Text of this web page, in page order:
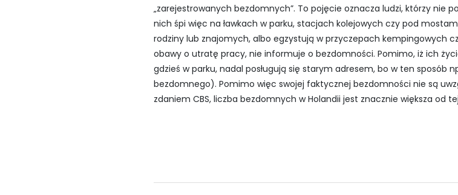
„zarejestrowanych bezdomnych”. To pojęcie oznacza ludzi, którzy nie
nich śpi więc na ławkach w parku, stacjach kolejowych czy pod
rodziny lub znajomych, albo egzystują w przyczepach kempingowych
obawy o utratę pracy, nie informuje o bezdomności. Pomimo, iż ich
gdzieś w parku, nadal posługują się starym adresem, bo w ten sposób
bezdomnego). Pomimo więc swojej faktycznej bezdomności nie są
zdaniem CBS, liczba bezdomnych w Holandii jest znacznie większa od